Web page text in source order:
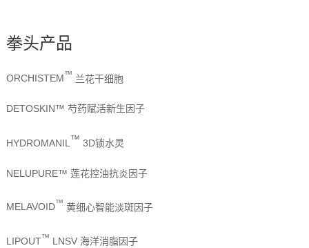
拳头产品
ORCHISTEM™ 兰花干细胞
DETOSKIN™ 芍药赋活新生因子
HYDROMANIL ™ 3D锁水灵
NELUPURE™ 莲花控油抗炎因子
MELAVOID™ 黄细心智能淡斑因子
LIPOUT™ LNSV 海洋消脂因子